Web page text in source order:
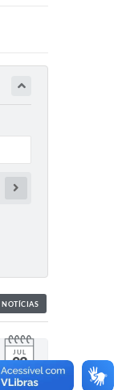
FUNDO SOCIAL
NOTÍCIAS
JUL
03